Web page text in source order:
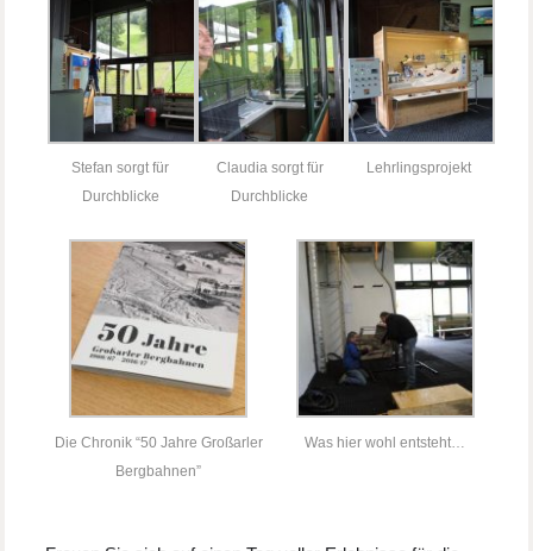
Stefan sorgt für
Durchblicke
Claudia sorgt für
Durchblicke
Lehrlingsprojekt
Die Chronik “50 Jahre Großarler
Bergbahnen”
Was hier wohl entsteht…